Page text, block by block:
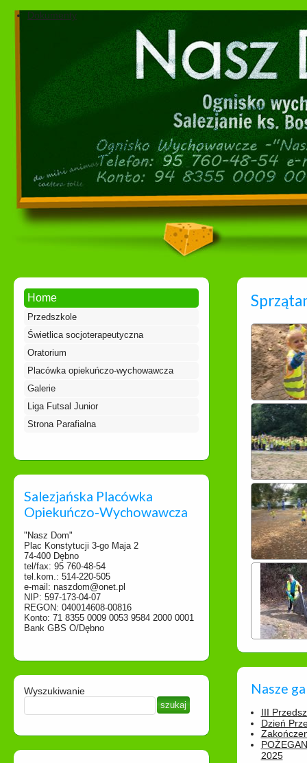
Dokumenty
Home
Przedszkole
Świetlica socjoterapeutyczna
Oratorium
Placówka opiekuńczo-wychowawcza
Galerie
Liga Futsal Junior
Strona Parafialna
Salezjańska Placówka
Opiekuńczo-Wychowawcza
"Nasz Dom"
Plac Konstytucji 3-go Maja 2
74-400 Dębno
tel/fax: 95 760-48-54
tel.kom.: 514-220-505
e-mail: naszdom@onet.pl
NIP: 597-173-04-07
REGON: 040014608-00816
Konto: 71 8355 0009 0053 9584 2000 0001
Bank GBS O/Dębno
Wyszukiwanie Nasze
III
Dzień
2025